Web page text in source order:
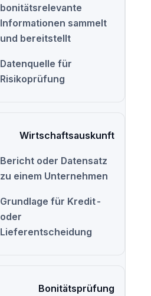
bonitätsrelevante
Informationen sammelt
und bereitstellt
Datenquelle für
Risikoprüfung
Wirtschaftsauskunft
Bericht oder Datensatz
zu einem Unternehmen
Grundlage für Kredit-
oder
Lieferentscheidung
Bonitätsprüfung